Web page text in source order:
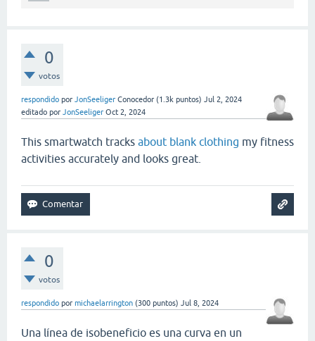
0
votos
respondido por JonSeeliger Conocedor (1.3k puntos) Jul 2, 2024
editado por JonSeeliger Oct 2, 2024
This smartwatch tracks about blank clothing my fitness
activities accurately and looks great.
0
votos
respondido por michaelarrington (300 puntos) Jul 8, 2024
Una línea de isobeneficio es una curva en un